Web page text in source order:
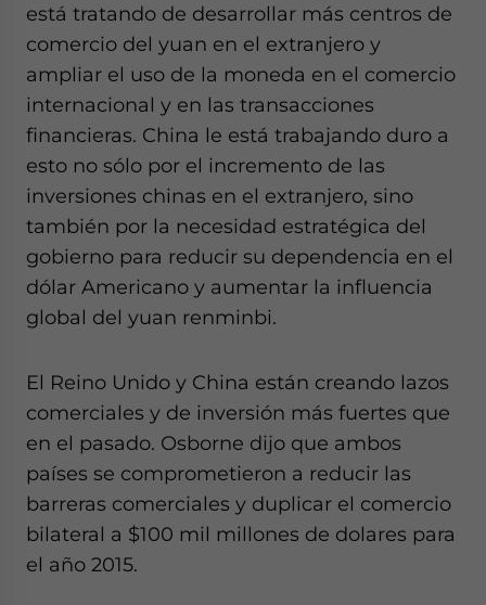
está tratando de desarrollar más centros de
comercio del yuan en el extranjero y
ampliar el uso de la moneda en el comercio
internacional y en las transacciones
financieras. China le está trabajando duro a
esto no sólo por el incremento de las
inversiones chinas en el extranjero, sino
también por la necesidad estratégica del
gobierno para reducir su dependencia en el
dólar Americano y aumentar la influencia
global del yuan renminbi.
El Reino Unido y China están creando lazos
comerciales y de inversión más fuertes que
en el pasado. Osborne dijo que ambos
países se comprometieron a reducir las
barreras comerciales y duplicar el comercio
bilateral a $100 mil millones de dolares para
el año 2015.